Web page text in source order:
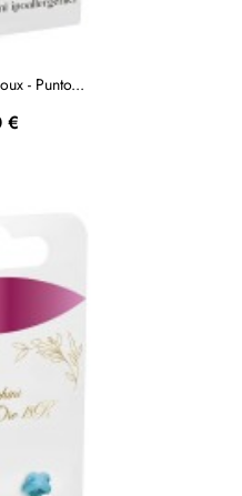
- Punto...
€